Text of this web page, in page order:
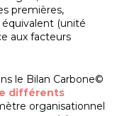
premières,
(unité
aux facteurs
le Bilan Carbone©
différents
organisationnel